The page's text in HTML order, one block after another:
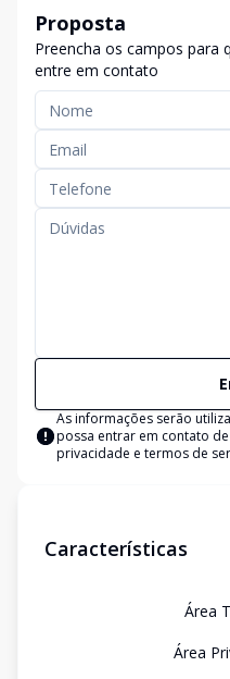
Proposta
Preencha os campos para
entre em contato
As informações serão
possa entrar em contato
privacidade e termos de
Características
Área
Área